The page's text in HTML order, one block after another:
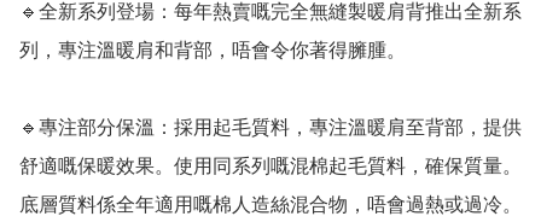
🔹全新系列登場：每年熱賣嘅完全無縫製暖肩背推出全新系
列，專注溫暖肩和背部，唔會令你著得臃腫。
🔹專注部分保溫：採用起毛質料，專注溫暖肩至背部，提供
舒適嘅保暖效果。使用同系列嘅混棉起毛質料，確保質量。
底層質料係全年適用嘅棉人造絲混合物，唔會過熱或過冷。